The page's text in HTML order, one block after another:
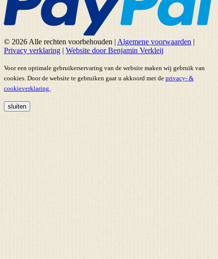
© 2026 Alle rechten voorbehouden | Algemene voorwaarden |
Privacy verklaring | Website door Benjamin Verkleij
Voor een optimale gebruikerservaring van de website maken wij gebruik van
cookies. Door de website te gebruiken gaat u akkoord met de privacy- &
cookieverklaring.
sluiten